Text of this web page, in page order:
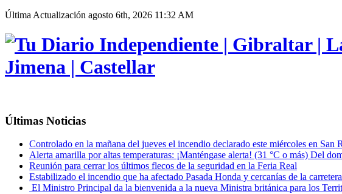
Última Actualización agosto 6th, 2026 11:32 AM
Últimas Noticias
Controlado en la mañana del jueves el incendio declarado este miércoles en San
Alerta amarilla por altas temperaturas: ¡Manténgase alerta! (31 °C o más) Del
Reunión para cerrar los últimos flecos de la seguridad en la Feria Real
Estabilizado el incendio que ha afectado Pasada Honda y cercanías de la
El Ministro Principal da la bienvenida a la nueva Ministra británica para los